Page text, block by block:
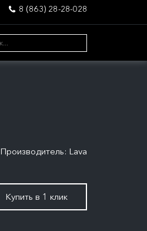
8 (863) 28-28-028
Производитель: Lava
Купить в 1 клик